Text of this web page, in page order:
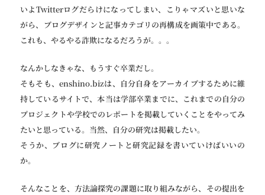
いよTwitterログだらけになってしまい、こりゃマズいと思いな
がら、ブログデザインと記事カテゴリの再構成を画策中である。
これも、やるやる詐欺になるだろうが。。。
なんかしなきゃな、もうすぐ卒業だし。
そもそも、enshino.bizは、自分自身をアーカイブするために維
持しているサイトで、本当は学部卒業までに、これまでの自分の
プロジェクトや学校でのレポートを掲載していくことをやってみ
たいと思っている。当然、自分の研究は掲載したい。
そうか、ブログに研究ノートと研究記録を書いていけばいいの
か。
そんなことを、方法論探究の課題に取り組みながら、その提出を